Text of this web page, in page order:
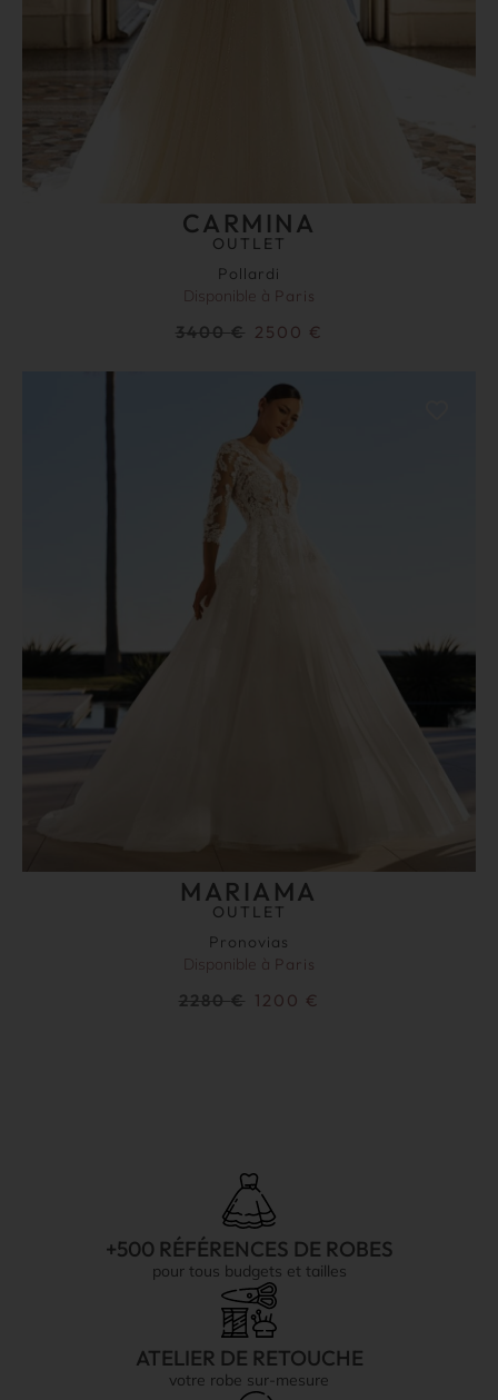
CARMINA
OUTLET
Pollardi
Disponible à Paris
3400€ 2500 €
MARIAMA
OUTLET
Pronovias
Disponible à Paris
2280€ 1200 €
+500 RÉFÉRENCES DE ROBES
pour tous budgets et tailles
ATELIER DE RETOUCHE
votre robe sur-mesure